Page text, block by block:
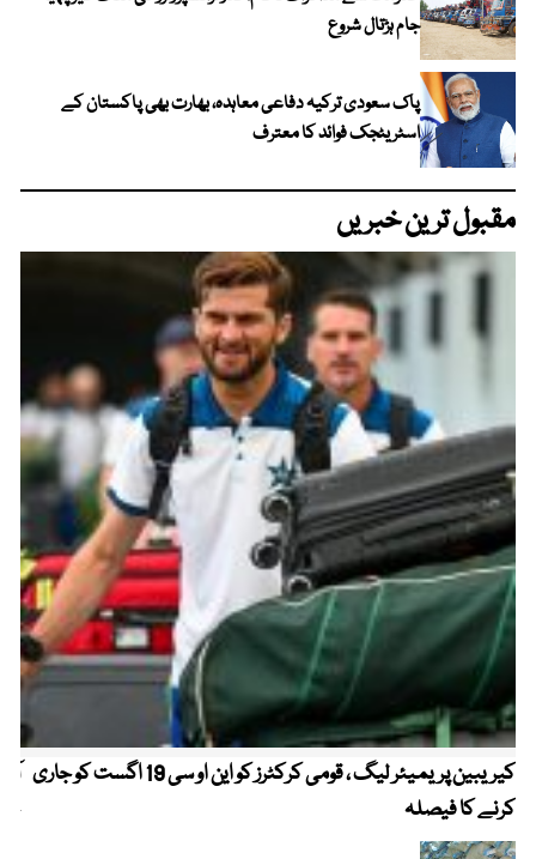
جام ہڑتال شروع
پاک سعودی ترکیہ دفاعی معاہدہ، بھارت بھی پاکستان کے
اسٹریٹجک فوائد کا معترف
مقبول ترین خبریں
کیریبین پریمیئر لیگ ، قومی کرکٹرز کو این او سی 19 اگست کو جاری
کرنے کا فیصلہ